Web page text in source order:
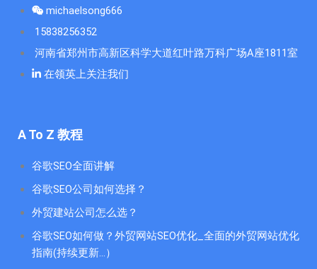
michaelsong666
15838256352
河南省郑州市高新区科学大道红叶路万科广场A座1811室
在领英上关注我们
A To Z 教程
谷歌SEO全面讲解
谷歌SEO公司如何选择？
外贸建站公司怎么选？
谷歌SEO如何做？外贸网站SEO优化_全面的外贸网站优化
指南(持续更新...）